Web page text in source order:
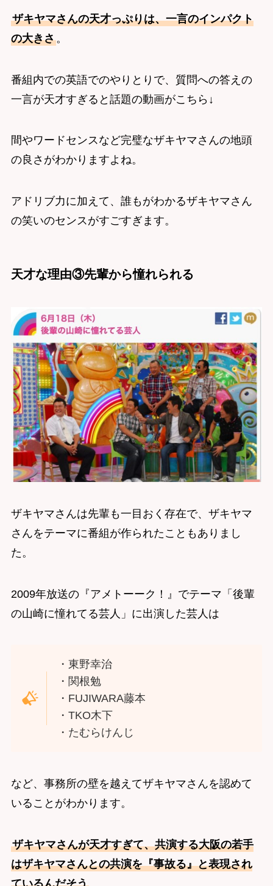
ザキヤマさんの天才っぷりは、一言のインパクト
の大きさ。
番組内での英語でのやりとりで、質問への答えの
一言が天才すぎると話題の動画がこちら↓
間やワードセンスなど完璧なザキヤマさんの地頭
の良さがわかりますよね。
アドリブ力に加えて、誰もがわかるザキヤマさん
の笑いのセンスがすごすぎます。
天才な理由③先輩から憧れられる
ザキヤマさんは先輩も一目おく存在で、ザキヤマ
さんをテーマに番組が作られたこともありまし
た。
2009年放送の『アメトーーク！』でテーマ「後輩
の山崎に憧れてる芸人」に出演した芸人は
・東野幸治
・関根勉
・FUJIWARA藤本
・TKO木下
・たむらけんじ
など、事務所の壁を越えてザキヤマさんを認めて
いることがわかります。
ザキヤマさんが天才すぎて、共演する大阪の若手
はザキヤマさんとの共演を『事故る』と表現され
ているんだそう。